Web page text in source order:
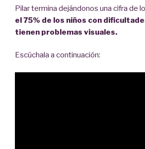
Pilar termina dejándonos una cifra de
el 75% de los niños con
tienen problemas visuales.
Escúchala a continuación: